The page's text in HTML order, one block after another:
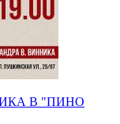
В "ПИНО